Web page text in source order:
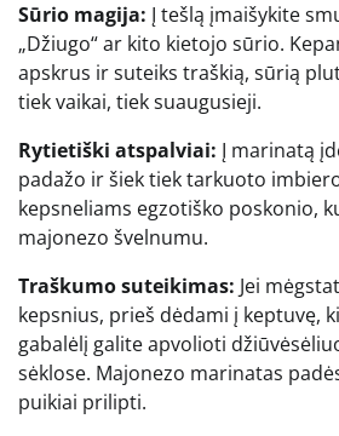
Sūrio magija: Į tešlą įmaišykite
„Džiugo“ ar kito kietojo sūrio.
apskrus ir suteiks traškią, sūrią
tiek vaikai, tiek suaugusieji.
Rytietiški atspalviai: Į marinatą
padažo ir šiek tiek tarkuoto
kepsneliams egzotiško poskonio,
majonezo švelnumu.
Traškumo suteikimas: Jei
kepsnius, prieš dėdami į keptuvę,
gabalėlį galite apvolioti
sėklose. Majonezo marinatas
puikiai prilipti.